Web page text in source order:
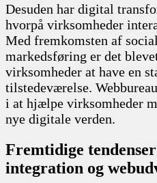
Desuden har digital
hvorpå virksomheder
Med fremkomsten af
markedsføring er det
virksomheder at have en
tilstedeværelse.
i at hjælpe virksomheder
nye digitale verden.
Fremtidige
integration og